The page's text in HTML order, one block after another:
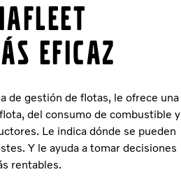
EFICAZ
de gestión de flotas, le ofrece una
del consumo de combustible y
Le indica dónde se pueden
Y le ayuda a tomar decisiones
rentables.